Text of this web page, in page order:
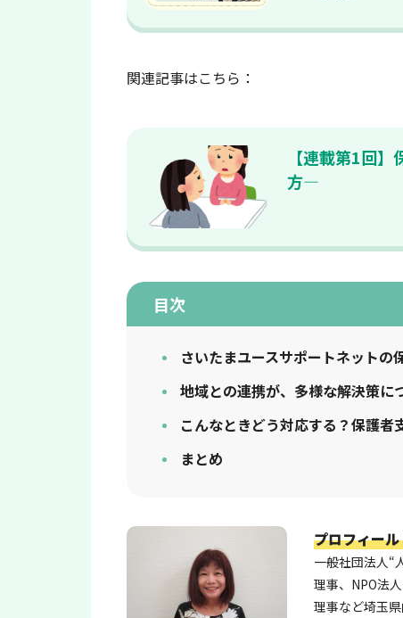
関連記事はこちら：
【連載第1回
方—
目次
さいたまユースサポートネットの
地域との連携が、多様な解決策に
こんなときどう対応する？保護者
まとめ
プロフィー
一般社団法人“
理事、NPО法
理事など埼玉